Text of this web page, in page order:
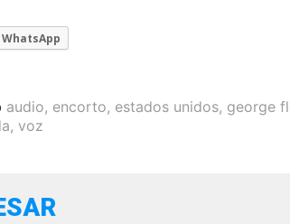
WhatsApp
audio, encorto, estados unidos, george
, voz